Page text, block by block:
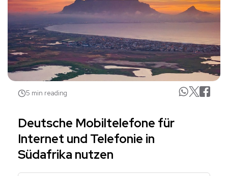
5 min reading
Deutsche Mobiltelefone für
Internet und Telefonie in
Südafrika nutzen